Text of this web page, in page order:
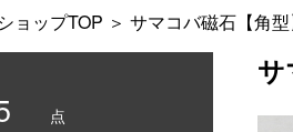
ネオジムボンド磁石
ネオジフック
ョップTOP ＞ サマコバ磁石【角型
点
サ